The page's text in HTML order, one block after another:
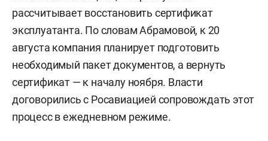
рассчитывает восстановить сертификат
эксплуатанта. По словам Абрамовой, к 20
августа компания планирует подготовить
необходимый пакет документов, а вернуть
сертификат — к началу ноября. Власти
договорились с Росавиацией сопровождать этот
процесс в ежедневном режиме.